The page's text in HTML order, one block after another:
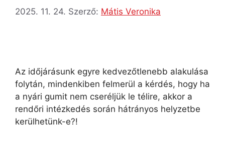
2025. 11. 24. Szerző: Mátis Veronika
Az időjárásunk egyre kedvezőtlenebb alakulása
folytán, mindenkiben felmerül a kérdés, hogy ha
a nyári gumit nem cseréljük le télire, akkor a
rendőri intézkedés során hátrányos helyzetbe
kerülhetünk-e?!